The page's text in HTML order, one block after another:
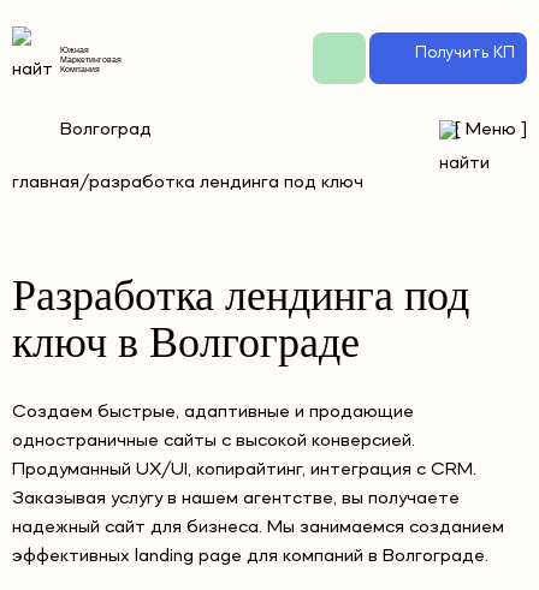
Южная
Маркетинговая
Компания
Получить КП
Волгоград [ Меню ]
главная/разработка лендинга под ключ
Разработка лендинга под
ключ в Волгограде
Создаем быстрые, адаптивные и продающие
одностраничные сайты с высокой конверсией.
Продуманный UX/UI, копирайтинг, интеграция с CRM.
Заказывая услугу в нашем агентстве, вы получаете
надежный сайт для бизнеса. Мы занимаемся созданием
эффективных landing page для компаний в Волгограде.